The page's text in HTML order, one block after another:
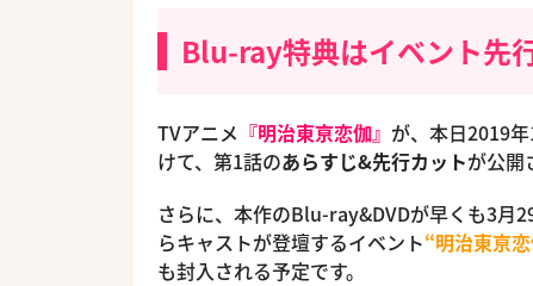
Blu-ray特典はイベント先
TVアニメ 『明治東亰恋伽』 が、本日2019
けて、第1話のあらすじ&先行カットが公開
さらに、本作のBlu-ray&DVDが早くも3月
らキャストが登壇するイベント“明治東亰
も封入される予定です。